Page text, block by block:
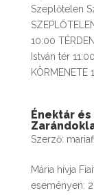
Szeplőtelen
10:00
István tér
KÖRMENETE
Énektár
Szerző:
Mária hívja
eseményen: